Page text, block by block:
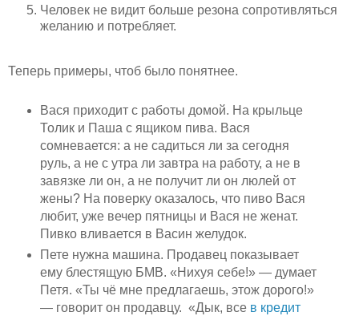
Человек не видит больше резона сопротивляться
желанию и потребляет.
Теперь примеры, чтоб было понятнее.
Вася приходит с работы домой. На крыльце
Толик и Паша с ящиком пива. Вася
сомневается: а не садиться ли за сегодня
руль, а не с утра ли завтра на работу, а не в
завязке ли он, а не получит ли он люлей от
жены? На поверку оказалось, что пиво Вася
любит, уже вечер пятницы и Вася не женат.
Пивко вливается в Васин желудок.
Пете нужна машина. Продавец показывает
ему блестящую БМВ. «Нихуя себе!» — думает
Петя. «Ты чё мне предлагаешь, этож дорого!»
— говорит он продавцу. «Дык, все в кредит